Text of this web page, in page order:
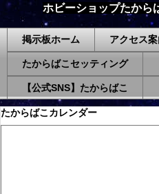
ホビーショップたから
掲示板ホーム アクセス
たからばこセッティング
【公式SNS】たからばこ
たからばこカレンダー